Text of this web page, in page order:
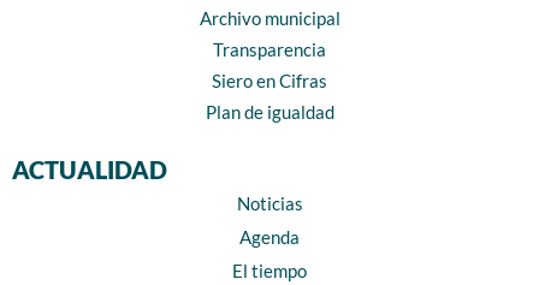
Archivo municipal
Transparencia
Siero en Cifras
Plan de igualdad
ACTUALIDAD
Noticias
Agenda
El tiempo